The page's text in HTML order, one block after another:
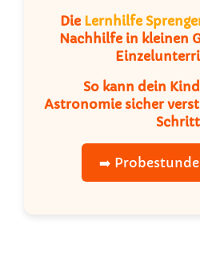
Die Lernhilfe
Nachhilfe in kleinen
So kann dein
Astronomie sicher
➡️